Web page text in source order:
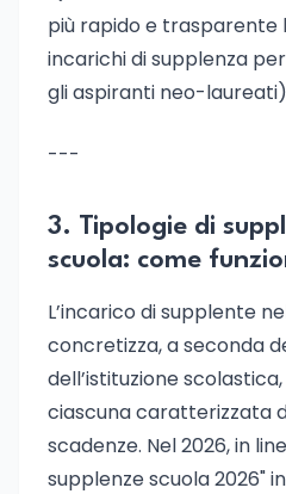
più rapido e trasparente
incarichi di supplenza
gli aspiranti neo-
---
3. Tipologie di
scuola: come
L’incarico di supplente
concretizza, a seconda
dell’istituzione
ciascuna caratterizzata
scadenze. Nel 2026, in
supplenze scuola 2026"